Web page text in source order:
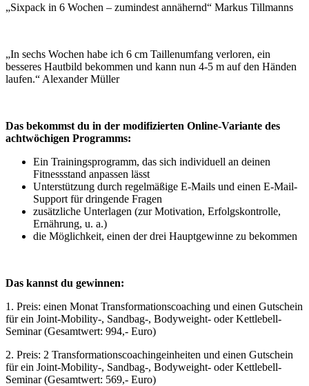
„Sixpack in 6 Wochen – zumindest annähernd“ Markus Tillmanns
„In sechs Wochen habe ich 6 cm Taillenumfang verloren, ein
besseres Hautbild bekommen und kann nun 4-5 m auf den Händen
laufen.“ Alexander Müller
Das bekommst du in der modifizierten Online-Variante des
achtwöchigen Programms:
Ein Trainingsprogramm, das sich individuell an deinen
Fitnessstand anpassen lässt
Unterstützung durch regelmäßige E-Mails und einen E-Mail-
Support für dringende Fragen
zusätzliche Unterlagen (zur Motivation, Erfolgskontrolle,
Ernährung, u. a.)
die Möglichkeit, einen der drei Hauptgewinne zu bekommen
Das kannst du gewinnen:
1. Preis: einen Monat Transformationscoaching und einen Gutschein
für ein Joint-Mobility-, Sandbag-, Bodyweight- oder Kettlebell-
Seminar (Gesamtwert: 994,- Euro)
2. Preis: 2 Transformationscoachingeinheiten und einen Gutschein
für ein Joint-Mobility-, Sandbag-, Bodyweight- oder Kettlebell-
Seminar (Gesamtwert: 569,- Euro)